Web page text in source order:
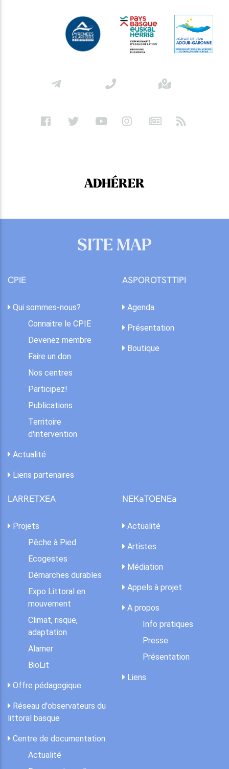
ADHÉRER
SITE MAP
CPIE
Qui sommes-nous?
Connaitre le CPIE
Devenez membre
Faire un don
Nos centres
Participez!
Publications
Territoire
d'intervention
Actualité
Liens partenaires
ASPOROTSTTIPI
Agenda
Présentation
Boutique
LARRETXEA
Projets
Pêche à Pied
Ecogestes
Démarches durables
Expo Littoral en
mouvement
Climat, risque,
adaptation
Alamer
BioLit
Offre pédagogique
Réseau d'observateurs du
littoral basque
Centre de documentation
Actualité
NEKaTOENEa
Actualité
Artistes
Médiation
Appels à projet
A propos
Info pratiques
Presse
Présentation
Liens